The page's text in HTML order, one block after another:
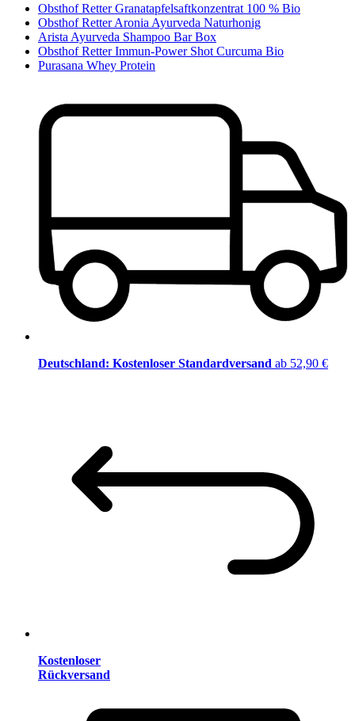
Obsthof Retter Granatapfelsaftkonzentrat 100 % Bio
Obsthof Retter Aronia Ayurveda Naturhonig
Arista Ayurveda Shampoo Bar Box
Obsthof Retter Immun-Power Shot Curcuma Bio
Purasana Whey Protein
Deutschland: Kostenloser Standardversand ab 52,90 €
Kostenloser
Rückversand